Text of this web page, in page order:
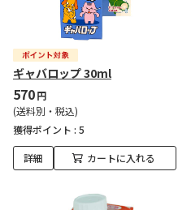
ギャバロップ 30ml
570円
(送料別・税込)
獲得ポイント : 5
詳細 カートに入れる